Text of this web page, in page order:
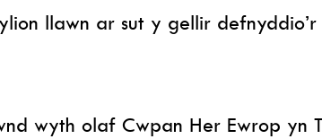
llawn ar sut y gellir
wyth olaf Cwpan Her Ewrop yn